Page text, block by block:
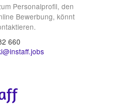
Personalprofil, den
Bewerbung, könnt
660